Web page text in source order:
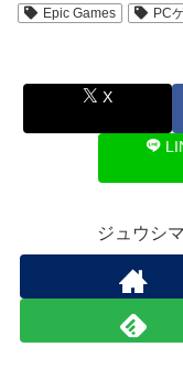
Epic Games PC
X
ジュウシ